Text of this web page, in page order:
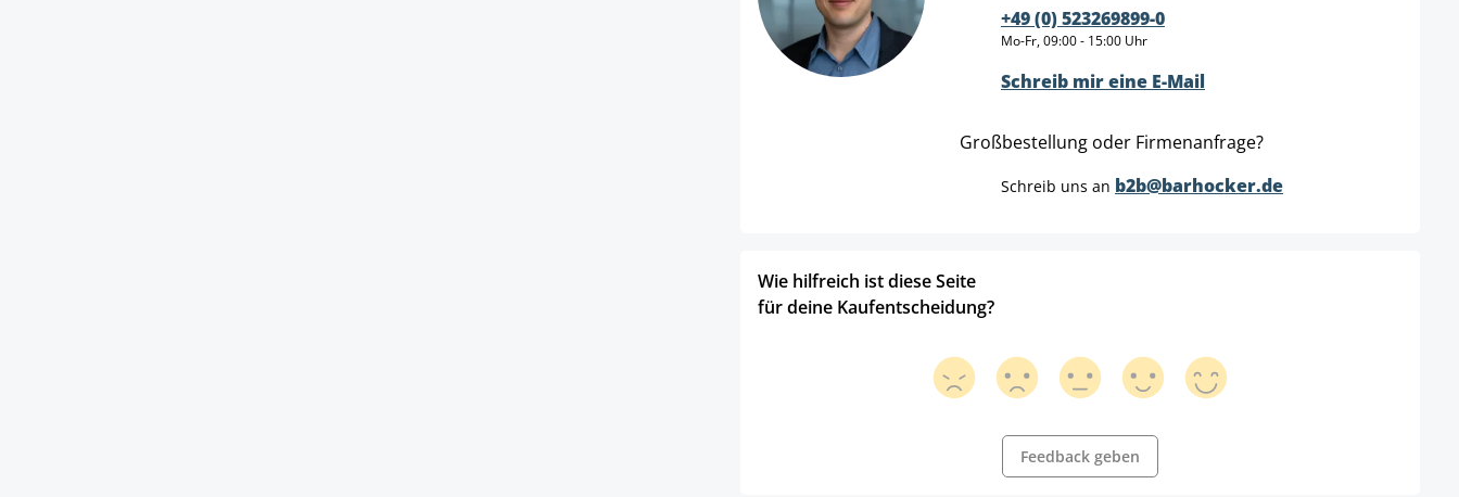
+49 (0) 523269899-0
Mo-Fr, 09:00 - 15:00 Uhr
Schreib mir eine E-Mail
Großbestellung oder Firmenanfrage?
Schreib uns an b2b@barhocker.de
Wie hilfreich ist diese Seite
für deine Kaufentscheidung?
Feedback geben